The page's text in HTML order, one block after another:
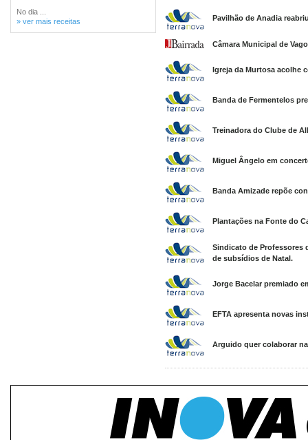
No dia ...
» ver mais receitas
Pavilhão de Anadia
Câmara Municipal de
Igreja da Murtosa acolhe
Banda de Fermentelos
Treinadora do Clube de
Miguel Ângelo em
Banda Amizade repõe
Plantações na Fonte do
Sindicato de Professores
de subsídios de Natal.
Jorge Bacelar premiado
EFTA apresenta novas
Arguido quer colaborar